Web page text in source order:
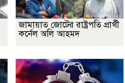
জামায়াত জোটের রাষ্ট্রপতি প্রার্থী
কর্নেল অলি আহমদ